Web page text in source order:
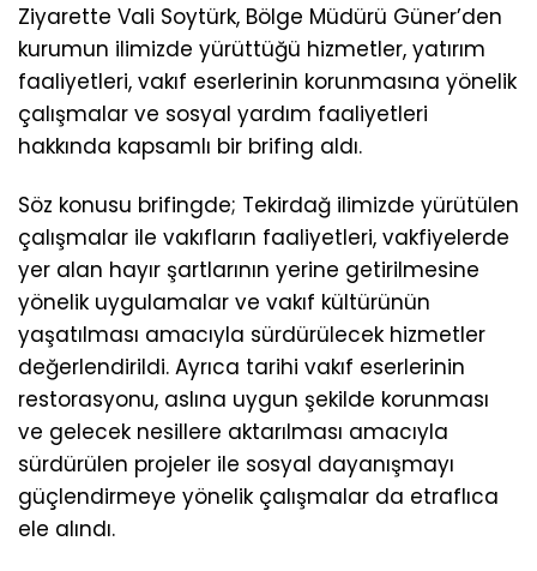
Ziyarette Vali Soytürk, Bölge Müdürü Güner’den
kurumun ilimizde yürüttüğü hizmetler, yatırım
faaliyetleri, vakıf eserlerinin korunmasına yönelik
çalışmalar ve sosyal yardım faaliyetleri
hakkında kapsamlı bir brifing aldı.
Söz konusu brifingde; Tekirdağ ilimizde yürütülen
çalışmalar ile vakıfların faaliyetleri, vakfiyelerde
yer alan hayır şartlarının yerine getirilmesine
yönelik uygulamalar ve vakıf kültürünün
yaşatılması amacıyla sürdürülecek hizmetler
değerlendirildi. Ayrıca tarihi vakıf eserlerinin
restorasyonu, aslına uygun şekilde korunması
ve gelecek nesillere aktarılması amacıyla
sürdürülen projeler ile sosyal dayanışmayı
güçlendirmeye yönelik çalışmalar da etraflıca
ele alındı.